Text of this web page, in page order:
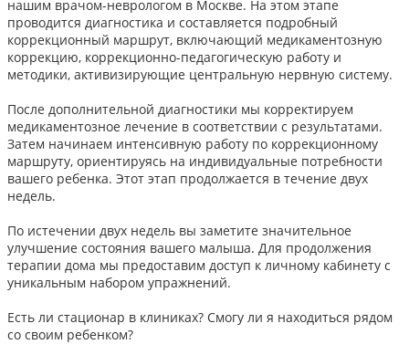
нашим врачом-неврологом в Москве. На этом этапе
проводится диагностика и составляется подробный
коррекционный маршрут, включающий медикаментозную
коррекцию, коррекционно-педагогическую работу и
методики, активизирующие центральную нервную систему.
После дополнительной диагностики мы корректируем
медикаментозное лечение в соответствии с результатами.
Затем начинаем интенсивную работу по коррекционному
маршруту, ориентируясь на индивидуальные потребности
вашего ребенка. Этот этап продолжается в течение двух
недель.
По истечении двух недель вы заметите значительное
улучшение состояния вашего малыша. Для продолжения
терапии дома мы предоставим доступ к личному кабинету с
уникальным набором упражнений.
Есть ли стационар в клиниках? Смогу ли я находиться рядом
со своим ребенком?